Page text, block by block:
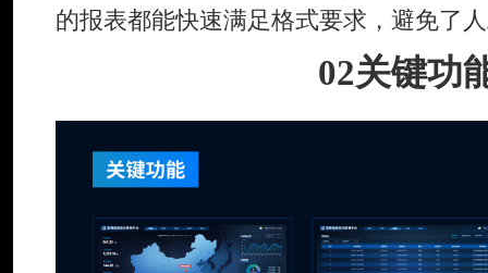
的报表都能快速满足格式要求，避免了
02关键功